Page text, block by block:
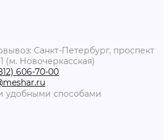
Санкт-Петербург, проспект
(м. Новочеркасская)
606-70-00
удобными способами